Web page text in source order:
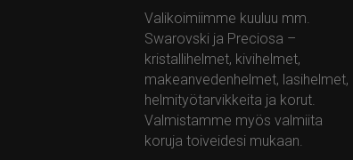
Valikoimiimme kuuluu mm.
Swarovski ja Preciosa –
kristallihelmet, kivihelmet,
makeanvedenhelmet, lasihelmet,
helmityötarvikkeita ja korut.
Valmistamme myös valmiita
koruja toiveidesi mukaan.